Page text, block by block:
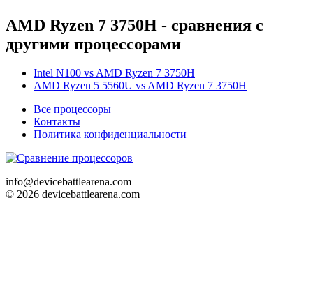
AMD Ryzen 7 3750H - сравнения с
другими процессорами
Intel N100 vs AMD Ryzen 7 3750H
AMD Ryzen 5 5560U vs AMD Ryzen 7 3750H
Все процессоры
Контакты
Политика конфиденциальности
info@devicebattlearena.com
© 2026 devicebattlearena.com